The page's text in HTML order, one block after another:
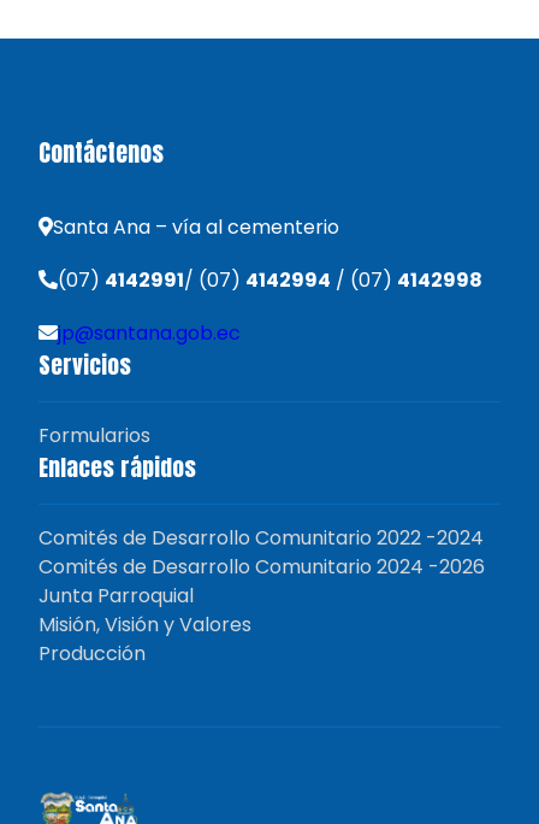
Contáctenos
Santa Ana – vía al cementerio
(07) 4142991/ (07) 4142994 / (07) 4142998
jp@santana.gob.ec
Servicios
Formularios
Enlaces rápidos
Comités de Desarrollo Comunitario 2022 -2024
Comités de Desarrollo Comunitario 2024 -2026
Junta Parroquial
Misión, Visión y Valores
Producción